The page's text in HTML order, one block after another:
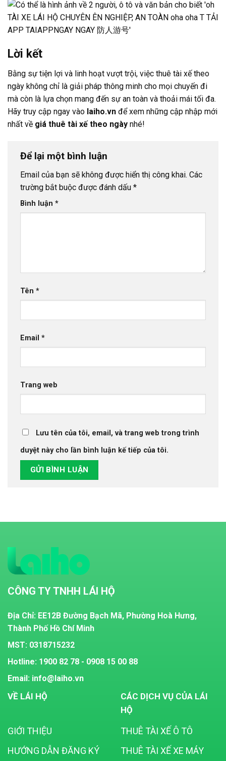
Lời kết
Bằng sự tiện lợi và linh hoạt vượt trội, việc thuê tài xế theo
ngày không chỉ là giải pháp thông minh cho mọi chuyến đi
mà còn là lựa chọn mang đến sự an toàn và thoải mái tối đa.
Hãy truy cập ngay vào laiho.vn để xem những cập nhập mới
nhất về giá thuê tài xế theo ngày nhé!
Để lại một bình luận
Email của bạn sẽ không được hiển thị công khai. Các
trường bắt buộc được đánh dấu *
Bình luận *
Tên *
Email *
Trang web
Lưu tên của tôi, email, và trang web trong trình
duyệt này cho lần bình luận kế tiếp của tôi.
CÔNG TY TNHH LÁI HỘ
Địa Chỉ: EE12B Đường Bạch Mã, Phường Hoà Hưng,
Thành Phố Hồ Chí Minh
MST: 0318715232
Hotline: 1900 82 78 - 0908 15 00 88
Email: info@laiho.vn
VỀ LÁI HỘ
GIỚI THIỆU
HƯỚNG DẪN ĐĂNG KÝ
CÁC DỊCH VỤ CỦA LÁI
HỘ
THUÊ TÀI XẾ Ô TÔ
THUÊ TÀI XẾ XE MÁY